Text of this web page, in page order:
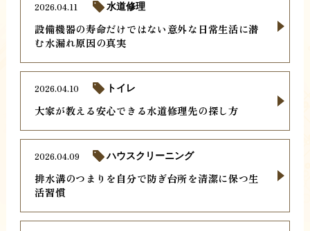
設備機器の寿命だけではない意外な日常生活に潜
む水漏れ原因の真実
2026.04.11 水道修理
大家が教える安心できる水道修理先の探し方
2026.04.10 トイレ
排水溝のつまりを自分で防ぎ台所を清潔に保つ生
活習慣
2026.04.09 ハウスクリーニング